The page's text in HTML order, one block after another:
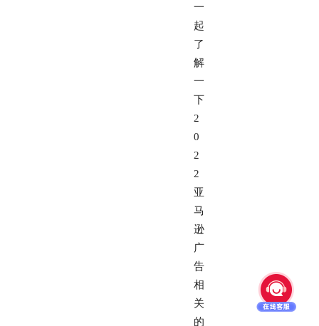
一
起
了
解
一
下
2
0
2
2
亚
马
逊
广
告
相
关
的